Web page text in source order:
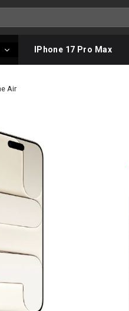
IPhone 17 Pro Max
Air